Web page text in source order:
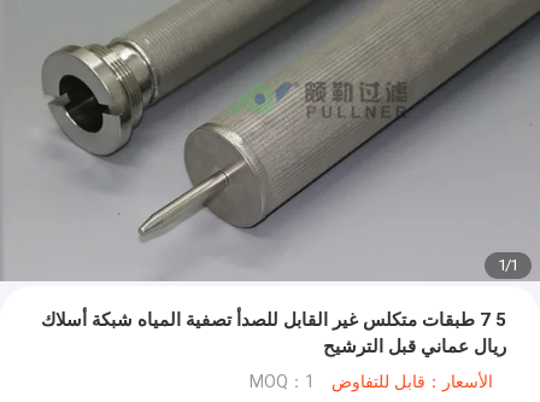
1
/
1
5 7 طبقات متكلس غير القابل للصدأ تصفية المياه شبكة أسلاك
ريال عماني قبل الترشيح
الأسعار：قابل للتفاوض MOQ：1